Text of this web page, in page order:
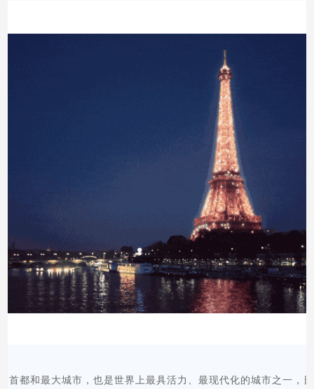
首都和最大城市，也是世界上最具活力、最现代化的城市之一，